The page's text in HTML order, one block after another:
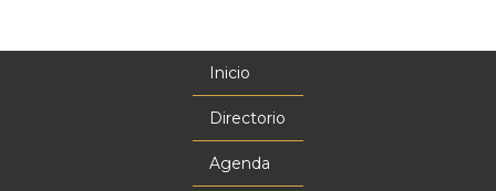
Inicio
Directorio
Agenda